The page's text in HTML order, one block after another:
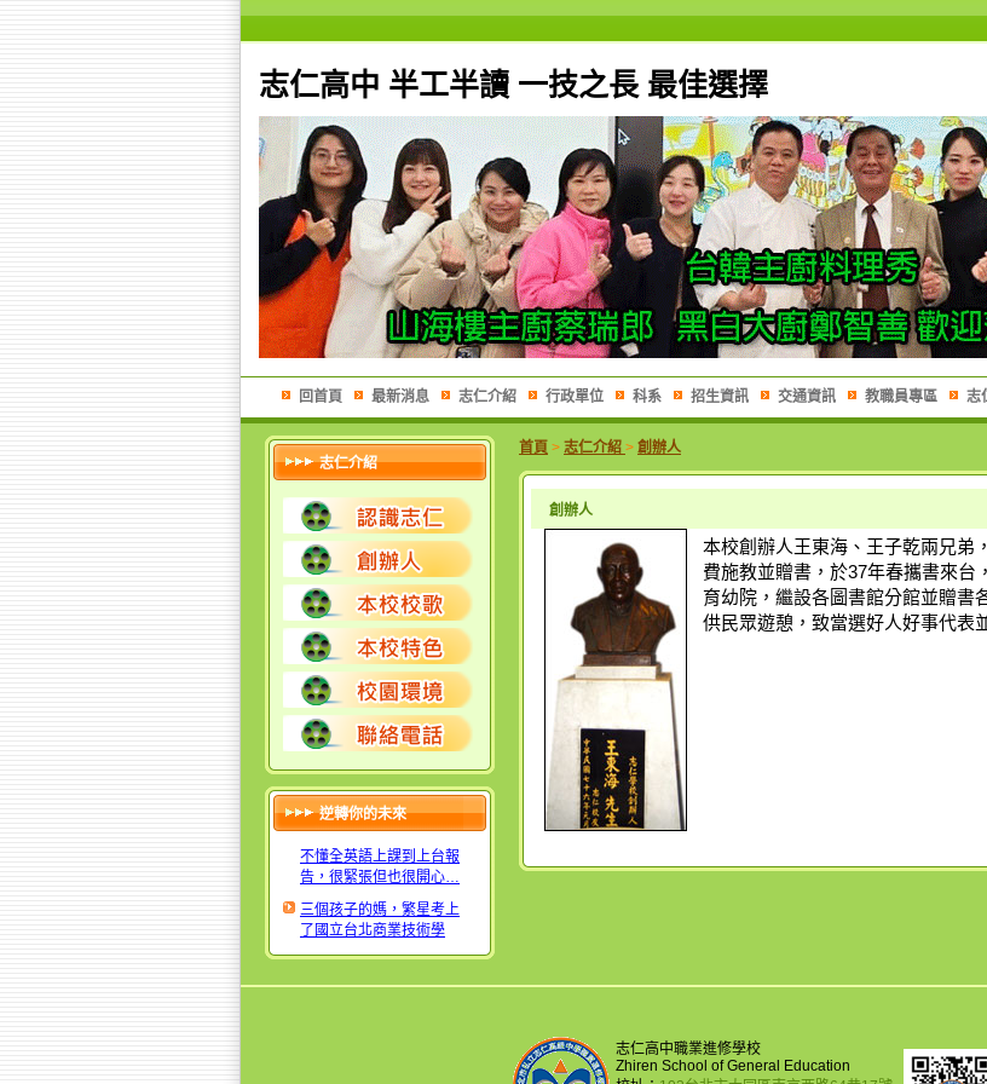
志仁高中 半工半讀 一技之長 最佳選擇
回首頁 最新消息 志仁介紹 行政單位 科系 招生資訊 交通資訊 教職員專區 志
志仁介紹
逆轉你的未來
才上8次英文課，大家從聽
不懂全英語上課到上台報
告，很緊張但也很開心…
三個孩子的媽，繁星考上
了國立台北商業技術學
免試入學進入志仁，擁有
首頁 > 志仁介紹 > 創辦人
創辦人
本校創辦人王東海、王子乾兩兄弟
費施教並贈書，於37年春攜書來台
育幼院，繼設各圖書館分館並贈書
供民眾遊憩，致當選好人好事代表
志仁高中職業進修學校
Zhiren School of General Education